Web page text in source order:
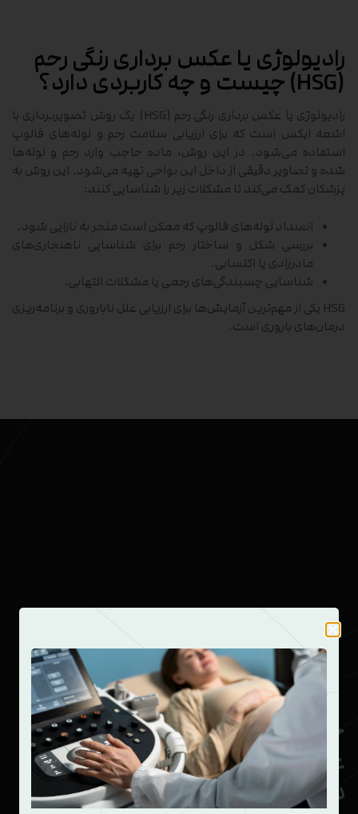
رادیولوژی یا عکس برداری رنگی رحم
(HSG) چیست و چه کاربردی دارد؟
رادیولوژی یا عکس برداری رنگی رحم (HSG) یک روش تصویربرداری با
اشعه ایکس است که برای ارزیابی سلامت رحم و لوله‌های فالوپ
استفاده می‌شود. در این روش، ماده حاجب وارد رحم و لوله‌ها
شده و تصاویر دقیقی از داخل این نواحی تهیه می‌شود. این روش به
پزشکان کمک می‌کند تا مشکلات زیر را شناسایی کنند:
انسداد لوله‌های فالوپ که ممکن است منجر به نازایی شود.
بررسی شکل و ساختار رحم برای شناسایی ناهنجاری‌های
مادرزادی یا اکتسابی.
شناسایی چسبندگی‌های رحمی یا مشکلات التهابی.
HSG یکی از مهم‌ترین آزمایش‌ها برای ارزیابی علل ناباروری و برنامه‌ریزی
درمان‌های باروری است.
چه کسانی به انجام رادیولوژی یا
عکس برداری رنگی رحم (HSG) نیاز
دارند؟